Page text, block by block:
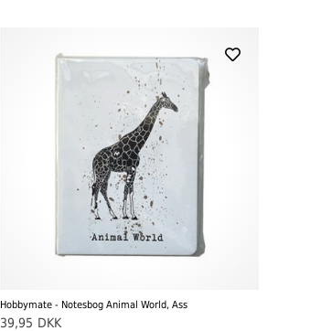
Hobbymate - Notesbog Animal World, Ass
39,95 DKK